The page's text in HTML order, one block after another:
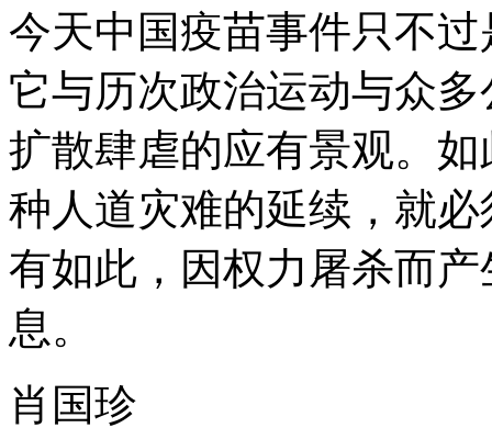
今天中国疫苗事件只不
它与历次政治运动与众
扩散肆虐的应有景观。
种人道灾难的延续，就
有如此，因权力屠杀而
息。
肖国珍